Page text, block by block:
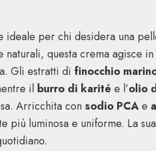
ideale per chi desidera una
questa crema agisce
Gli estratti di finocchio
il burro di karité e l’olio
Arricchita con sodio PCAe
luminosa e uniforme. La